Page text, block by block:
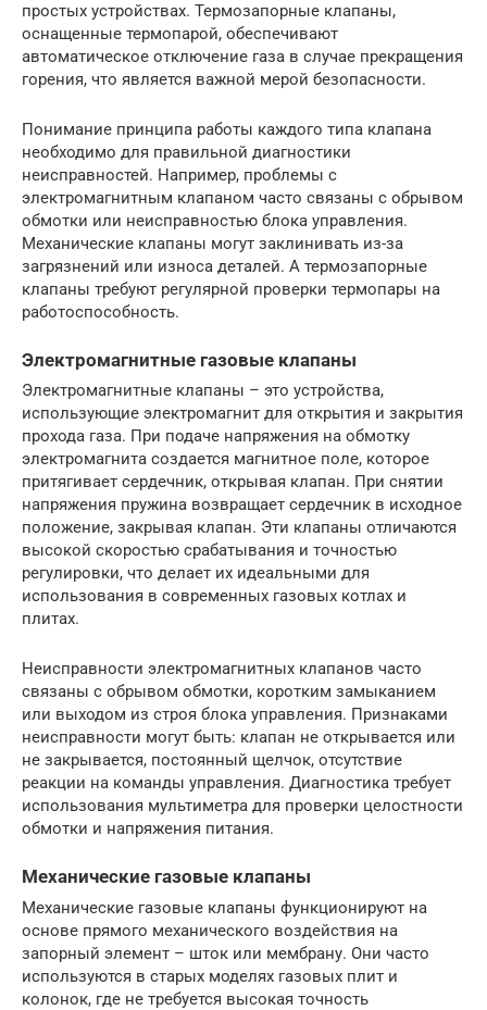
простых устройствах. Термозапорные клапаны,
оснащенные термопарой, обеспечивают
автоматическое отключение газа в случае прекращения
горения, что является важной мерой безопасности.
Понимание принципа работы каждого типа клапана
необходимо для правильной диагностики
неисправностей. Например, проблемы с
электромагнитным клапаном часто связаны с обрывом
обмотки или неисправностью блока управления.
Механические клапаны могут заклинивать из-за
загрязнений или износа деталей. А термозапорные
клапаны требуют регулярной проверки термопары на
работоспособность.
Электромагнитные газовые клапаны
Электромагнитные клапаны – это устройства,
использующие электромагнит для открытия и закрытия
прохода газа. При подаче напряжения на обмотку
электромагнита создается магнитное поле, которое
притягивает сердечник, открывая клапан. При снятии
напряжения пружина возвращает сердечник в исходное
положение, закрывая клапан. Эти клапаны отличаются
высокой скоростью срабатывания и точностью
регулировки, что делает их идеальными для
использования в современных газовых котлах и
плитах.
Неисправности электромагнитных клапанов часто
связаны с обрывом обмотки, коротким замыканием
или выходом из строя блока управления. Признаками
неисправности могут быть: клапан не открывается или
не закрывается, постоянный щелчок, отсутствие
реакции на команды управления. Диагностика требует
использования мультиметра для проверки целостности
обмотки и напряжения питания.
Механические газовые клапаны
Механические газовые клапаны функционируют на
основе прямого механического воздействия на
запорный элемент – шток или мембрану. Они часто
используются в старых моделях газовых плит и
колонок, где не требуется высокая точность